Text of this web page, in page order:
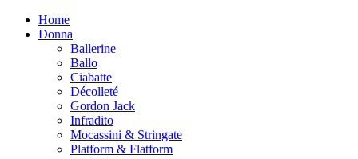
Home
Donna
Ballerine
Ballo
Ciabatte
Décolleté
Gordon Jack
Infradito
Mocassini & Stringate
Platform & Flatform